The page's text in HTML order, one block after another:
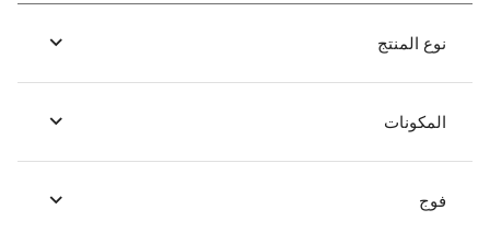
نوع المنتج
المكونات
فوج